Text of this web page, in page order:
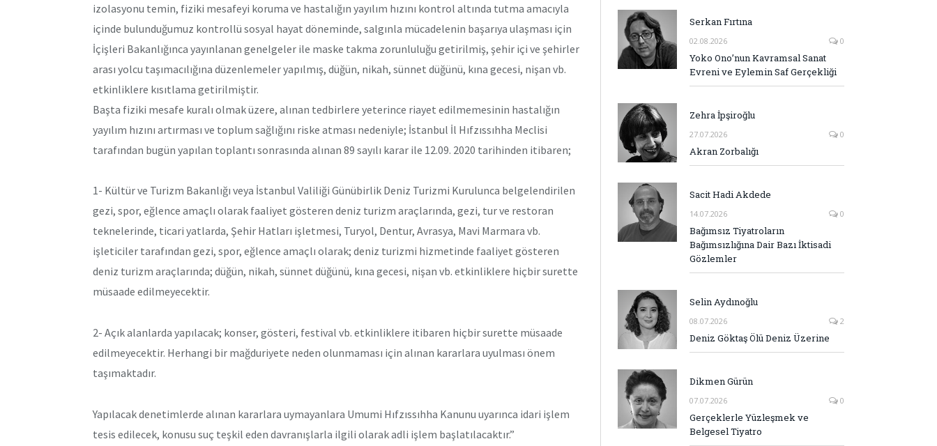
izolasyonu temin, fiziki mesafeyi koruma ve hastalığın yayılım hızını kontrol altında tutma amacıyla
içinde bulunduğumuz kontrollü sosyal hayat döneminde, salgınla mücadelenin başarıya ulaşması için
İçişleri Bakanlığınca yayınlanan genelgeler ile maske takma zorunluluğu getirilmiş, şehir içi ve şehirler
arası yolcu taşımacılığına düzenlemeler yapılmış, düğün, nikah, sünnet düğünü, kına gecesi, nişan vb.
etkinliklere kısıtlama getirilmiştir.
Başta fiziki mesafe kuralı olmak üzere, alınan tedbirlere yeterince riayet edilmemesinin hastalığın
yayılım hızını artırması ve toplum sağlığını riske atması nedeniyle; İstanbul İl Hıfzıssıhha Meclisi
tarafından bugün yapılan toplantı sonrasında alınan 89 sayılı karar ile 12.09. 2020 tarihinden itibaren;
1- Kültür ve Turizm Bakanlığı veya İstanbul Valiliği Günübirlik Deniz Turizmi Kurulunca belgelendirilen
gezi, spor, eğlence amaçlı olarak faaliyet gösteren deniz turizm araçlarında, gezi, tur ve restoran
teknelerinde, ticari yatlarda, Şehir Hatları işletmesi, Turyol, Dentur, Avrasya, Mavi Marmara vb.
işleticiler tarafından gezi, spor, eğlence amaçlı olarak; deniz turizmi hizmetinde faaliyet gösteren
deniz turizm araçlarında; düğün, nikah, sünnet düğünü, kına gecesi, nişan vb. etkinliklere hiçbir surette
müsaade edilmeyecektir.
2- Açık alanlarda yapılacak; konser, gösteri, festival vb. etkinliklere itibaren hiçbir surette müsaade
edilmeyecektir. Herhangi bir mağduriyete neden olunmaması için alınan kararlara uyulması önem
taşımaktadır.
Yapılacak denetimlerde alınan kararlara uymayanlara Umumi Hıfzıssıhha Kanunu uyarınca idari işlem
tesis edilecek, konusu suç teşkil eden davranışlarla ilgili olarak adli işlem başlatılacaktır.”
Serkan Fırtına
02.08.2026 0
Yoko Ono’nun Kavramsal Sanat
Evreni ve Eylemin Saf Gerçekliği
Zehra İpşiroğlu
27.07.2026 0
Akran Zorbalığı
Sacit Hadi Akdede
14.07.2026 0
Bağımsız Tiyatroların
Bağımsızlığına Dair Bazı İktisadi
Gözlemler
Selin Aydınoğlu
08.07.2026 2
Deniz Göktaş Ölü Deniz Üzerine
Dikmen Gürün
07.07.2026 0
Gerçeklerle Yüzleşmek ve
Belgesel Tiyatro